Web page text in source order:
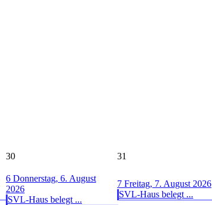
30 31
6 Donnerstag, 6. August
2026
SVL-Haus belegt ...
7 Freitag, 7. August 2026
SVL-Haus belegt ...